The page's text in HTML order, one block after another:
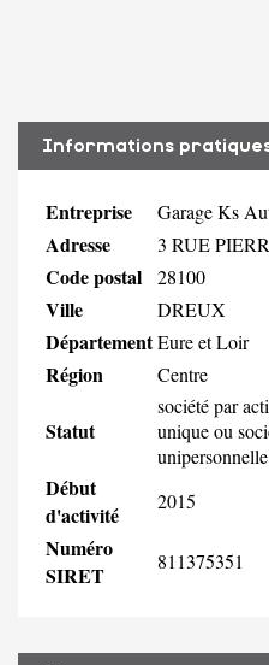
Informations
Entreprise Garage Ks
Adresse 3 RUE
Code postal 28100
Ville DREUX
DépartementEure et Loir
Région Centre
Statut
société par
unique ou
unipersonnelle
Début
d'activité
2015
Numéro
SIRET
811375351